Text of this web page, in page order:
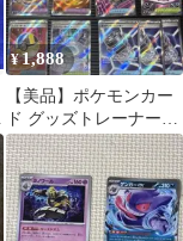
¥1,888
【美品】ポケモンカー
ド グッズトレーナーズ
14枚セット